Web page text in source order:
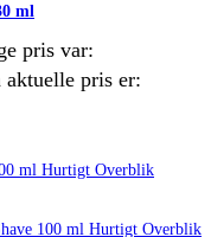
ml
pris var:
aktuelle pris er:
Hurtigt Overblik
Hurtigt Overblik